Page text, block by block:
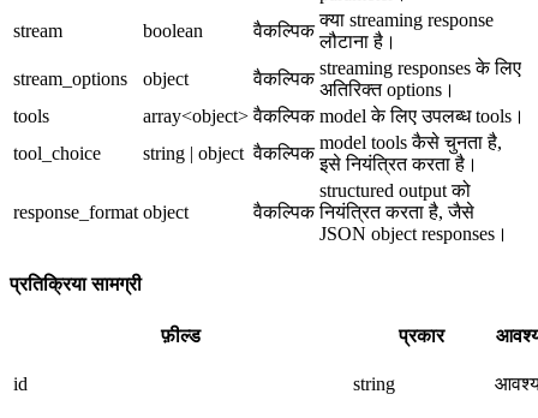
stream
boolean वैकल्पिक
क्या streaming response
लौटाना है।
stream_options
object वैकल्पिक
streaming responses के लिए
अतिरिक्त options।
tools
array<object> वैकल्पिक model के लिए उपलब्ध tools।
tool_choice
string | object वैकल्पिक
model tools कैसे चुनता है,
इसे नियंत्रित करता है।
response_format object वैकल्पिक
structured output को
नियंत्रित करता है, जैसे
JSON object responses।
प्रतिक्रिया सामग्री
फ़ील्ड प्रकार
id string